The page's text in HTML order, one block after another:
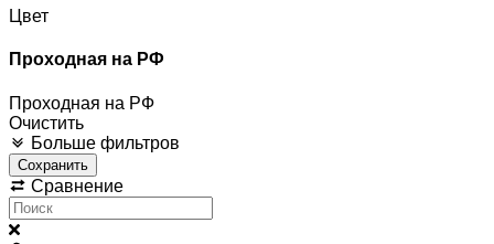
Цвет
Проходная на РФ
Проходная на РФ
Очистить
Больше фильтров
Сохранить
Сравнение